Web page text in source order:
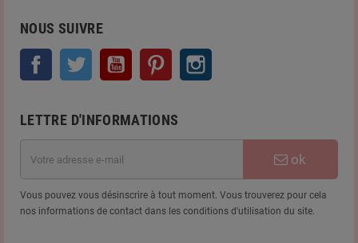
NOUS SUIVRE
Facebook Twitter YouTube Pinterest
LETTRE D'INFORMATIONS
ok
Vous pouvez vous désinscrire à tout moment. Vous trouverez pour cela
nos informations de contact dans les conditions d'utilisation du site.